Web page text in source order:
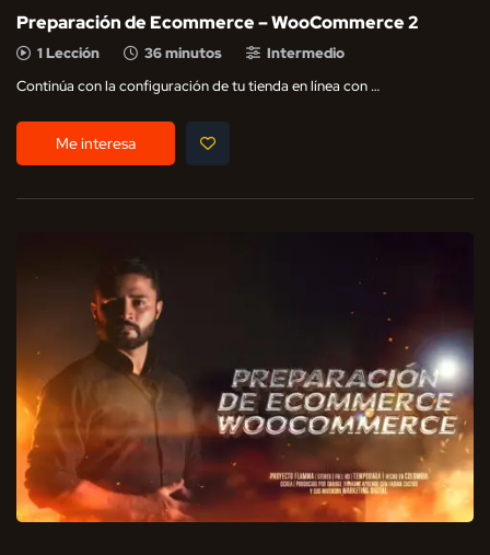
Preparación de Ecommerce – WooCommerce 2
1 Lección 36 minutos
Intermedio
Continúa con la configuración de tu tienda en línea con …
Me interesa